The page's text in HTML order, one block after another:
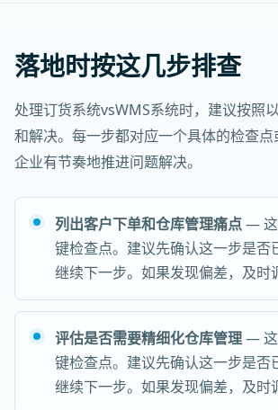
落地时按这几步排查
处理订货系统vsWMS系统时，建议按照
和解决。每一步都对应一个具体的检查
企业有节奏地推进问题解决。
列出客户下单和仓库管理痛点— 这
键检查点。建议先确认这一步是否
继续下一步。如果发现偏差，及时
评估是否需要精细化仓库管理— 这
键检查点。建议先确认这一步是否
继续下一步。如果发现偏差，及时